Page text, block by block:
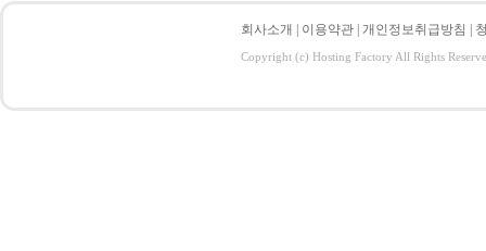
회사소개 이용약관 개인정보취급방침
Copyright (c) Hosting Factory All Rights